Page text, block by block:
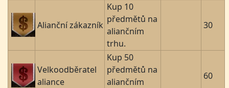
Alianční zákazník
Kup 10
předmětů na
aliančním
trhu.
30
Velkoodběratel
aliance
Kup 50
předmětů na
aliančním
60